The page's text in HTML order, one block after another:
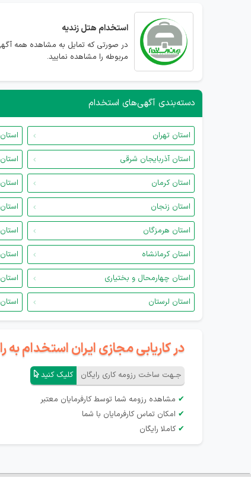
استخدام هتل زندیه
در صورتی که تمایل به مشاهده همه
مربوطه را مشاهده نمایید.
دسته‌بندی آگهی‌های استخدام
استان تهران
استان آذربایجان شرقی
استان کرمان
استان زنجان
استان هرمزگان
استان کرمانشاه
استان چهارمحال و بختیاری
استان لرستان
در کاریابی مجازی ایران استخدام
جـهت ساخت رزومه کاری رایگان کلیک کنید
✔ مشاهده رزومه شما توسط کارفرمایان معتبر
✔ امکان تماس کارفرمایان با شما
✔ کاملا رایگان